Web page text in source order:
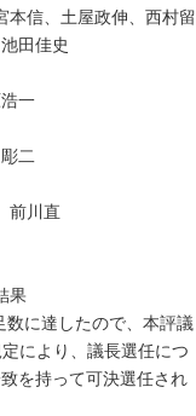
、土屋政伸、西村留
田佳史
一
二
前川直
果
に達したので、本評議
により、議長選任につ
を持って可決選任され